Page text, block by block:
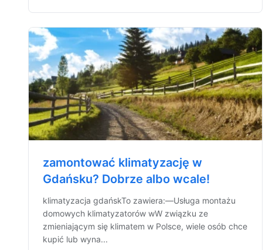
zamontować klimatyzację w
Gdańsku? Dobrze albo wcale!
klimatyzacja gdańskTo zawiera:—Usługa montażu
domowych klimatyzatorów wW związku ze
zmieniającym się klimatem w Polsce, wiele osób chce
kupić lub wyna...